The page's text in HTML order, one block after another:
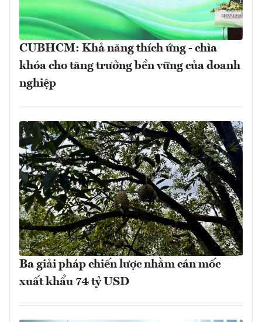
CUBHCM: Khả năng thích ứng - chìa
khóa cho tăng trưởng bền vững của doanh
nghiệp
Ba giải pháp chiến lược nhằm cán mốc
xuất khẩu 74 tỷ USD